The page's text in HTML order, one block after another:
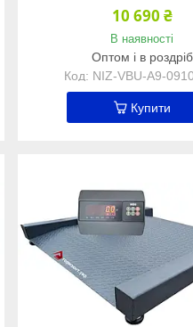
10 690 ₴
В наявності
Оптом і в роздріб
NIZ-VBU-A9-
Купити